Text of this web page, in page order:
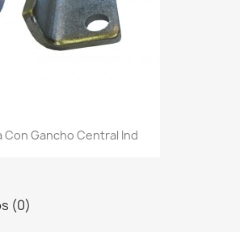
Con Gancho Central Ind
(0)